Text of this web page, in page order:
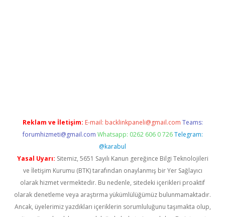
Reklam ve İletişim: E-mail: backlinkpaneli@gmail.com Teams:
forumhizmeti@gmail.com Whatsapp: 0262 606 0 726 Telegram:
@karabul
Yasal Uyarı: Sitemiz, 5651 Sayılı Kanun gereğince Bilgi Teknolojileri
ve İletişim Kurumu (BTK) tarafından onaylanmış bir Yer Sağlayıcı
olarak hizmet vermektedir. Bu nedenle, sitedeki içerikleri proaktif
olarak denetleme veya araştırma yükümlülüğümüz bulunmamaktadır.
Ancak, üyelerimiz yazdıkları içeriklerin sorumluluğunu taşımakta olup,